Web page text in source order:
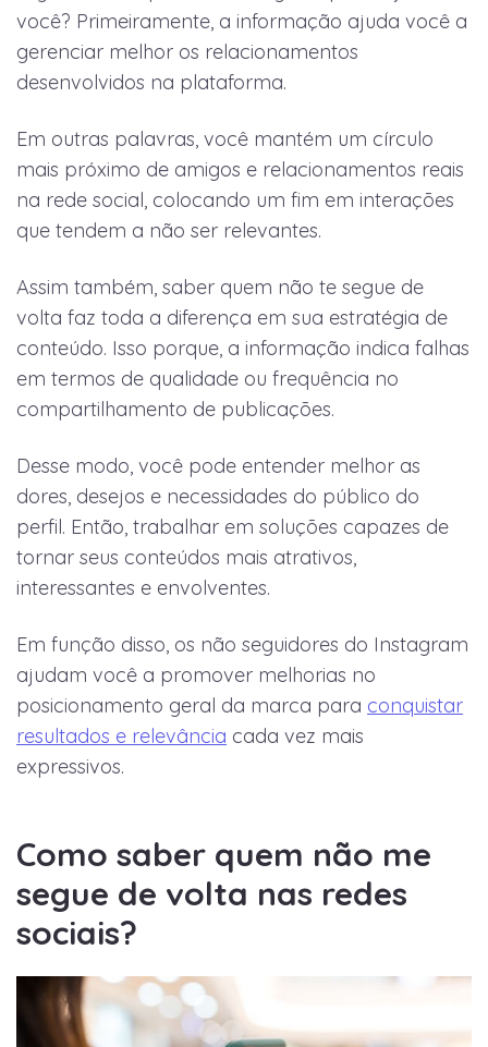
você? Primeiramente, a informação ajuda você a
gerenciar melhor os relacionamentos
desenvolvidos na plataforma.
Em outras palavras, você mantém um círculo
mais próximo de amigos e relacionamentos reais
na rede social, colocando um fim em interações
que tendem a não ser relevantes.
Assim também, saber quem não te segue de
volta faz toda a diferença em sua estratégia de
conteúdo. Isso porque, a informação indica falhas
em termos de qualidade ou frequência no
compartilhamento de publicações.
Desse modo, você pode entender melhor as
dores, desejos e necessidades do público do
perfil. Então, trabalhar em soluções capazes de
tornar seus conteúdos mais atrativos,
interessantes e envolventes.
Em função disso, os não seguidores do Instagram
ajudam você a promover melhorias no
posicionamento geral da marca para conquistar
resultados e relevância cada vez mais
expressivos.
Como saber quem não me
segue de volta nas redes
sociais?